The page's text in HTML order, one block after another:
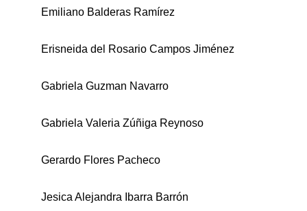
Emiliano Balderas Ramírez
Erisneida del Rosario Campos Jiménez
Gabriela Guzman Navarro
Gabriela Valeria Zúñiga Reynoso
Gerardo Flores Pacheco
Jesica Alejandra Ibarra Barrón